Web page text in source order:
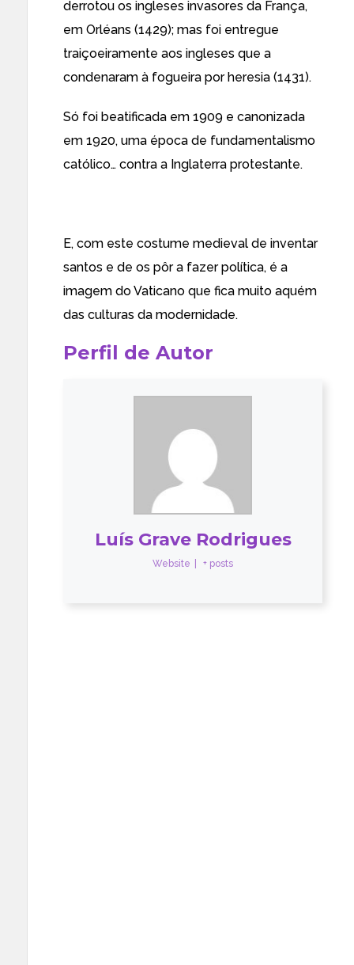
derrotou os ingleses invasores da França,
em Orléans (1429); mas foi entregue
traiçoeiramente aos ingleses que a
condenaram à fogueira por heresia (1431).
Só foi beatificada em 1909 e canonizada
em 1920, uma época de fundamentalismo
católico… contra a Inglaterra protestante.
E, com este costume medieval de inventar
santos e de os pôr a fazer política, é a
imagem do Vaticano que fica muito aquém
das culturas da modernidade.
Perfil de Autor
Luís Grave Rodrigues
Website + posts